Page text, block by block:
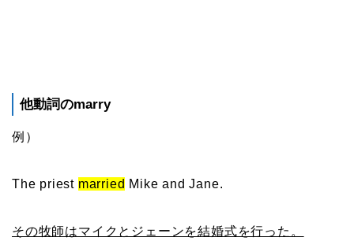
他動詞のmarry
例）
The priest married Mike and Jane.
その牧師はマイクとジェーンを結婚式を行った。